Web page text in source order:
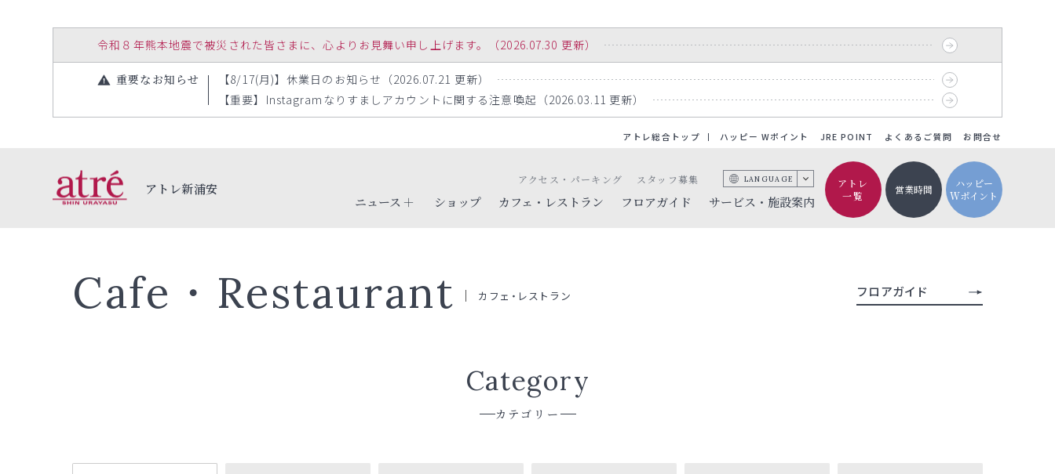
令和８年熊本地震で被災された皆さまに、心よりお見舞い申し上げます。（2026.07.30 更新）
重要なお知らせ
【8/17(月)】休業日のお知らせ（2026.07.21 更新）
【重要】Instagramなりすましアカウントに関する注意喚起（2026.03.11 更新）
アトレ総合トップ ハッピー Wポイント JRE POINT よくあるご質問 お問合せ
アトレ新浦安
ニュース
ショップ カフェ・レストラン フロアガイド サービス・施設案内
アクセス・パーキング スタッフ募集 LANGUAGE
アトレ
一覧
営業時間
ハッピー
Wポイント
Cafe・Restaurant カフェ・レストラン フロアガイド
Category
カテゴリー